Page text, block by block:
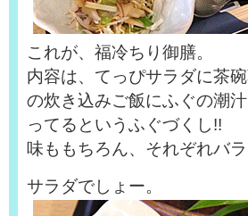
これが、福冷ちり御膳。
内容は、てっぴサラダに茶
の炊き込みご飯にふぐの潮
ってるというふぐづくし!!
味ももちろん、それぞれバ
サラダでしょー。